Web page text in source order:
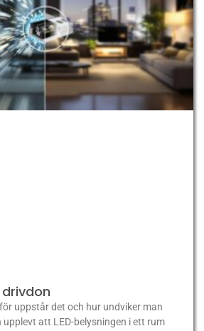
uppstår det och hur undviker man
att LED-belysningen i ett rum